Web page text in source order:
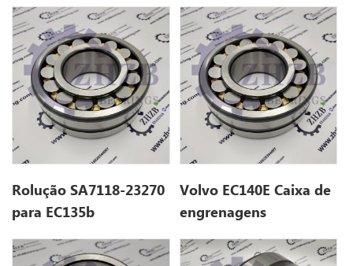
SA7118-23270 para
EC135b
Rolução SA7118-23270
para EC135b
Volvo EC140E Caixa de
engrenagens
23270.